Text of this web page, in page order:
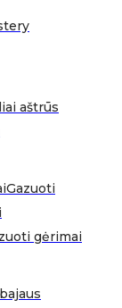
aštrūs
Gazuoti
gėrimai